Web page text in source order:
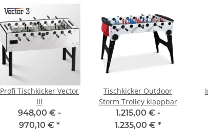
Profi Tischkicker Vector
III
948,00 € -
970,10 € *
Tischkicker Outdoor
Storm Trolley klappbar
1.215,00 € -
1.235,00 € *